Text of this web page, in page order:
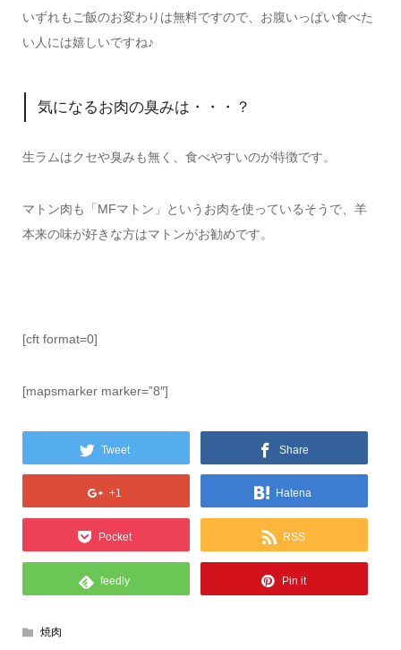
いずれもご飯のお変わりは無料ですので、お腹いっぱい食べた
い人には嬉しいですね♪
気になるお肉の臭みは・・・？
生ラムはクセや臭みも無く、食べやすいのが特徴です。
マトン肉も「MFマトン」というお肉を使っているそうで、羊
本来の味が好きな方はマトンがお勧めです。
[cft format=0]
[mapsmarker marker=”8″]
Tweet Share
+1 Hatena
Pocket RSS
feedly Pin it
焼肉